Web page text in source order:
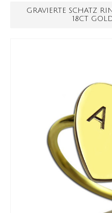
GRAVIERTE SCHATZ
18CT